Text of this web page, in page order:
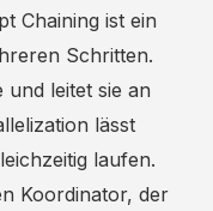
Chaining ist ein
Schritten.
und leitet sie an
lässt
laufen.
Koordinator, der